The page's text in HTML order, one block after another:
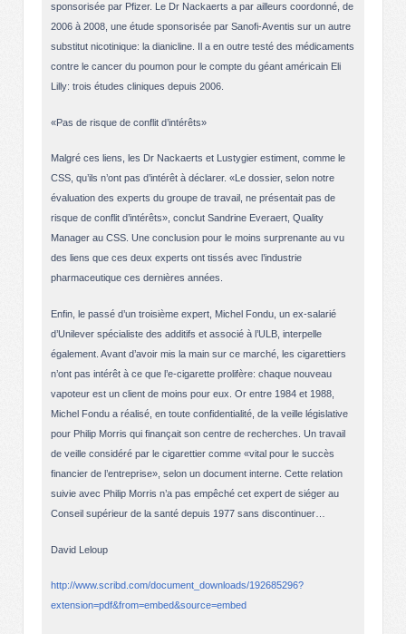
sponsorisée par Pfizer. Le Dr Nackaerts a par ailleurs coordonné, de
2006 à 2008, une étude sponsorisée par Sanofi-Aventis sur un autre
substitut nicotinique: la dianicline. Il a en outre testé des médicaments
contre le cancer du poumon pour le compte du géant américain Eli
Lilly: trois études cliniques depuis 2006.
«Pas de risque de conflit d’intérêts»
Malgré ces liens, les Dr Nackaerts et Lustygier estiment, comme le
CSS, qu’ils n’ont pas d’intérêt à déclarer. «Le dossier, selon notre
évaluation des experts du groupe de travail, ne présentait pas de
risque de conflit d’intérêts», conclut Sandrine Everaert, Quality
Manager au CSS. Une conclusion pour le moins surprenante au vu
des liens que ces deux experts ont tissés avec l’industrie
pharmaceutique ces dernières années.
Enfin, le passé d’un troisième expert, Michel Fondu, un ex-salarié
d’Unilever spécialiste des additifs et associé à l’ULB, interpelle
également. Avant d’avoir mis la main sur ce marché, les cigarettiers
n’ont pas intérêt à ce que l’e-cigarette prolifère: chaque nouveau
vapoteur est un client de moins pour eux. Or entre 1984 et 1988,
Michel Fondu a réalisé, en toute confidentialité, de la veille législative
pour Philip Morris qui finançait son centre de recherches. Un travail
de veille considéré par le cigarettier comme «vital pour le succès
financier de l’entreprise», selon un document interne. Cette relation
suivie avec Philip Morris n’a pas empêché cet expert de siéger au
Conseil supérieur de la santé depuis 1977 sans discontinuer…
David Leloup
http://www.scribd.com/document_downloads/192685296?
extension=pdf&from=embed&source=embed